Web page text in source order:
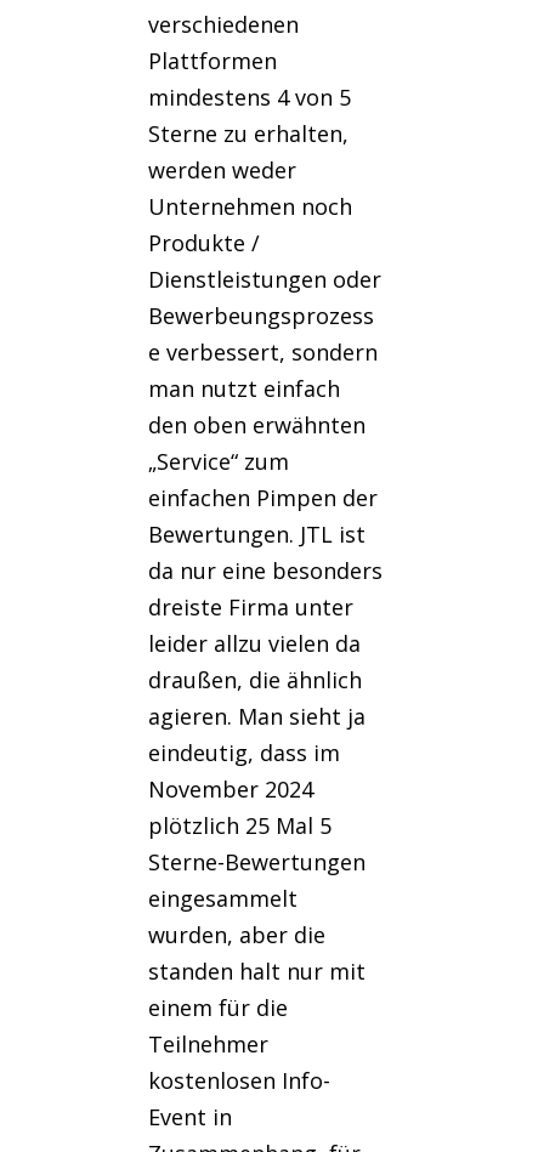
verschiedenen
Plattformen
mindestens 4 von 5
Sterne zu erhalten,
werden weder
Unternehmen noch
Produkte /
Dienstleistungen oder
Bewerbeungsprozess
e verbessert, sondern
man nutzt einfach
den oben erwähnten
„Service“ zum
einfachen Pimpen der
Bewertungen. JTL ist
da nur eine besonders
dreiste Firma unter
leider allzu vielen da
draußen, die ähnlich
agieren. Man sieht ja
eindeutig, dass im
November 2024
plötzlich 25 Mal 5
Sterne-Bewertungen
eingesammelt
wurden, aber die
standen halt nur mit
einem für die
Teilnehmer
kostenlosen Info-
Event in